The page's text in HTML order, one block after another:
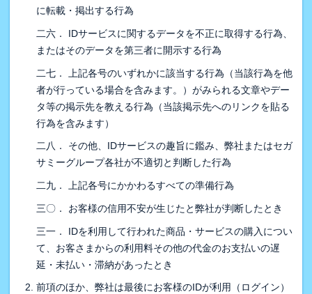
に転載・掲出する行為
二六． IDサービスに関するデータを不正に取得する行為、
またはそのデータを第三者に開示する行為
二七． 上記各号のいずれかに該当する行為（当該行為を他
者が行っている場合を含みます。）がみられる文章やデー
タ等の掲示先を教える行為（当該掲示先へのリンクを貼る
行為を含みます）
二八． その他、IDサービスの趣旨に鑑み、弊社またはセガ
サミーグループ各社が不適切と判断した行為
二九． 上記各号にかかわるすべての準備行為
三〇． お客様の信用不安が生じたと弊社が判断したとき
三一． IDを利用して行われた商品・サービスの購入につい
て、お客さまからの利用料その他の代金のお支払いの遅
延・未払い・滞納があったとき
前項のほか、弊社は最後にお客様のIDが利用（ログイン）